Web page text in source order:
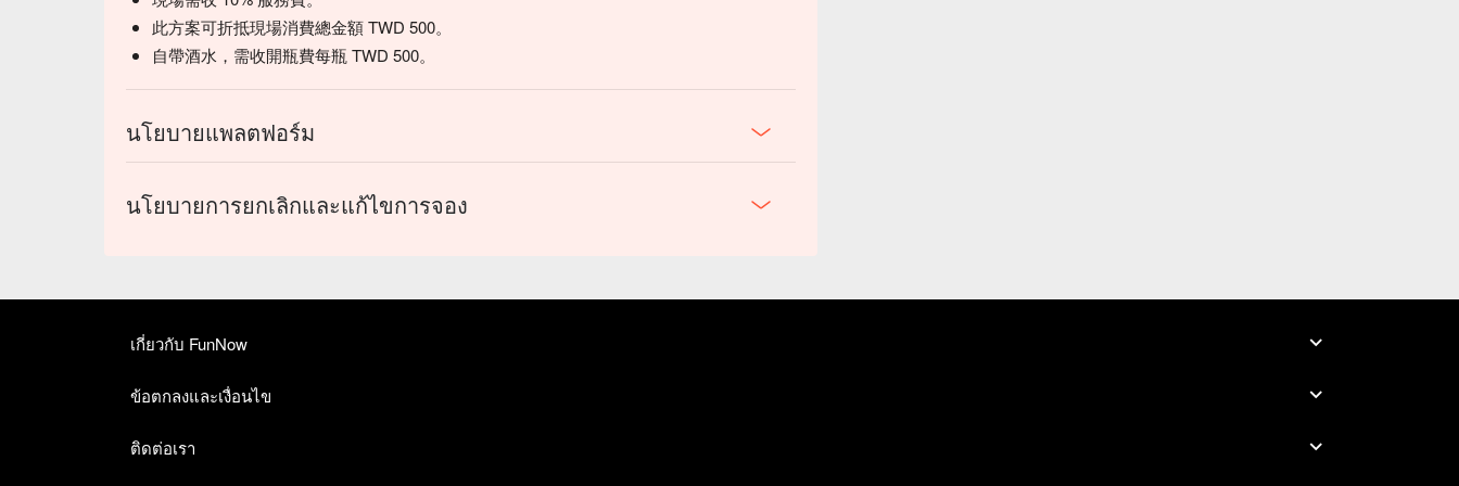
此方案可折抵現場消費總金額 TWD 500。
自帶酒水，需收開瓶費每瓶 TWD 500。
นโยบายแพลตฟอร์ม
นโยบายการยกเลิกและแก้ไขการจอง
เกี่ยวกับ FunNow
ข้อตกลงและเงื่อนไข
ติดต่อเรา